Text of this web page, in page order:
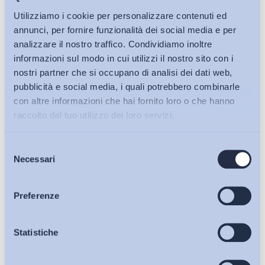
Utilizziamo i cookie per personalizzare contenuti ed
annunci, per fornire funzionalità dei social media e per
analizzare il nostro traffico. Condividiamo inoltre
informazioni sul modo in cui utilizzi il nostro sito con i
nostri partner che si occupano di analisi dei dati web,
pubblicità e social media, i quali potrebbero combinarle
con altre informazioni che hai fornito loro o che hanno
raccolto dal tuo utilizzo dei loro servizi.
delNecessari
Preferenze
Statistiche
Bollettini ADAPT
Articoli
Osservatori
Lavoro mediante piattaforma digitale: uno schema di
decreto carente sul...
diGiada Benincasa
27 Luglio 2026